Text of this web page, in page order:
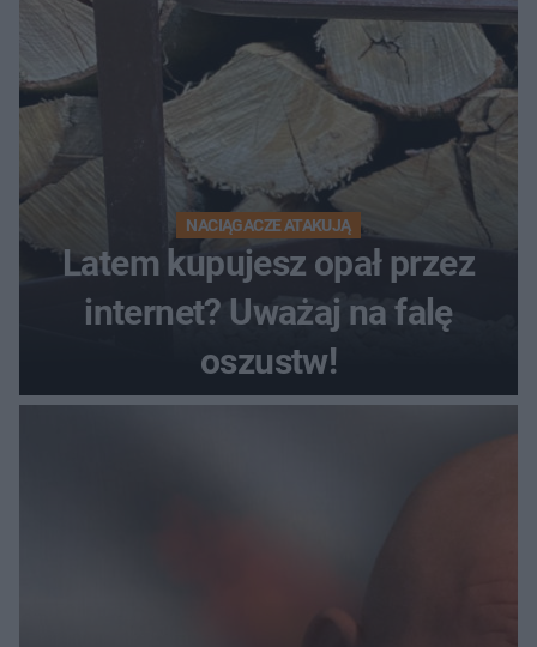
NACIĄGACZE ATAKUJĄ
Latem kupujesz opał przez
internet? Uważaj na falę
oszustw!